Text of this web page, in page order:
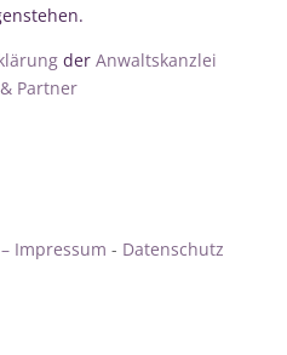
derAnwaltskanzlei
Partner
Impressum - Datenschutz